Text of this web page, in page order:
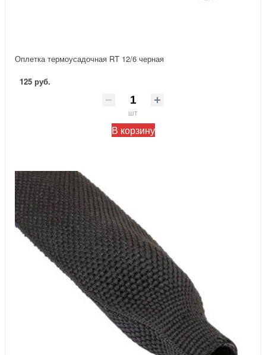
Оплетка термоусадочная RT 12/6 черная
125 руб.
шт
В корзину